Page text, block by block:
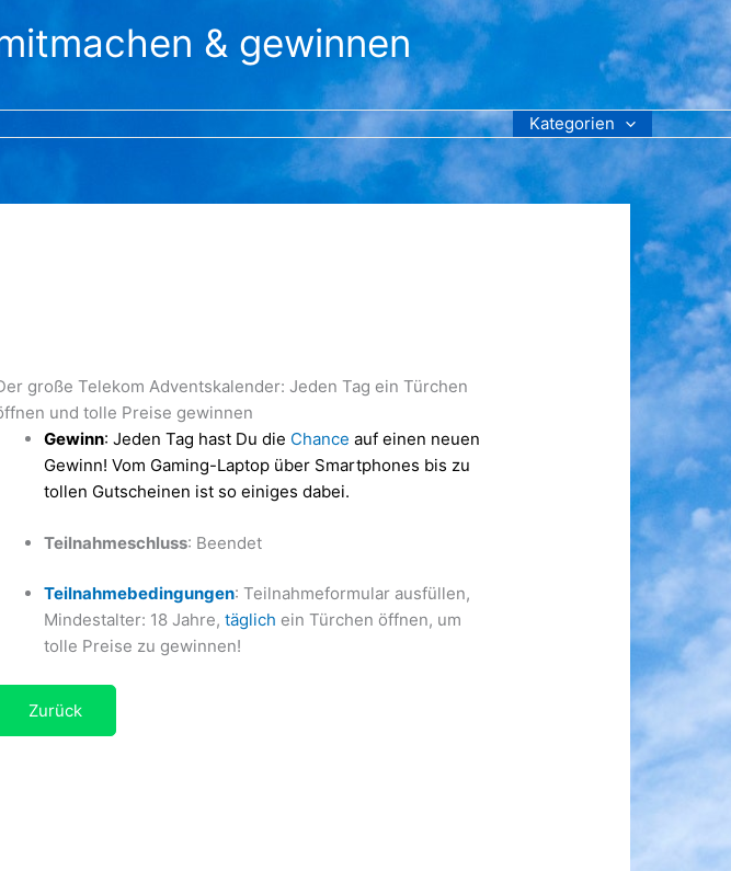
& gewinnen
Kategorien
große Telekom Adventskalender: Jeden Tag ein Türchen
und tolle Preise gewinnen
Gewinn: Jeden Tag hast Du die Chance auf einen neuen
Gewinn! Vom Gaming-Laptop über Smartphones bis zu
tollen Gutscheinen ist so einiges dabei.
Teilnahmeschluss: Beendet
Teilnahmebedingungen: Teilnahmeformular ausfüllen,
Mindestalter: 18 Jahre, täglich ein Türchen öffnen, um
tolle Preise zu gewinnen!
Zurück